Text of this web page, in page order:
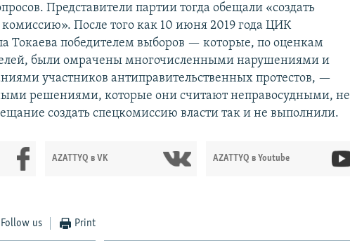
Представители партии тогда обещали «создать
После того как 10 июня 2019 года ЦИК
Токаева победителем выборов — которые, по оценкам
были омрачены многочисленными нарушениями и
участников антиправительственных протестов, —
решениями, которые они считают неправосудными, не
создать спецкомиссию власти так и не выполнили.
AZATTYQ в VK AZATTYQ в Youtube
Follow us Print